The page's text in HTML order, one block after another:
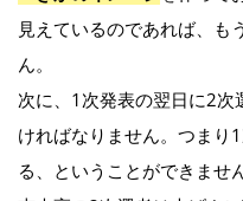
見えているのであれば、も
ん。
次に、1次発表の翌日に2次
ければなりません。つまり
る、ということができません